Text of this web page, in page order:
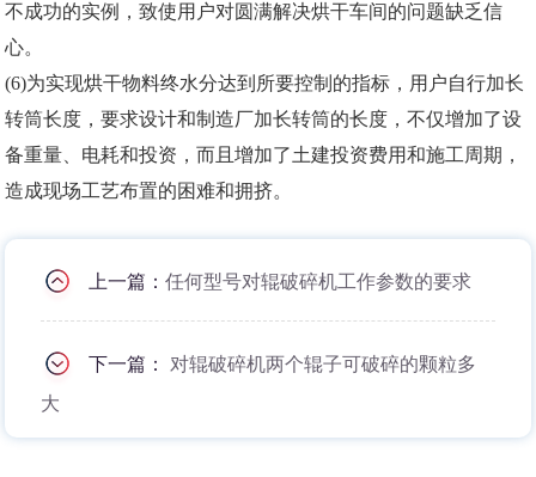
不成功的实例，致使用户对圆满解决烘干车间的问题缺乏信
心。
(6)为实现烘干物料终水分达到所要控制的指标，用户自行加长
转筒长度，要求设计和制造厂加长转筒的长度，不仅增加了设
备重量、电耗和投资，而且增加了土建投资费用和施工周期，
造成现场工艺布置的困难和拥挤。
上一篇：任何型号对辊破碎机工作参数的要求
下一篇： 对辊破碎机两个辊子可破碎的颗粒多
大